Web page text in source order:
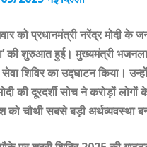
को प्रधानमंत्री नरेंद्र मोदी के
की शुरुआत हुई। मुख्यमंत्री
शिविर का उद्घाटन किया।
की दूरदर्शी सोच ने करोड़ों
को चौथी सबसे बड़ी अर्थव्यवस्था